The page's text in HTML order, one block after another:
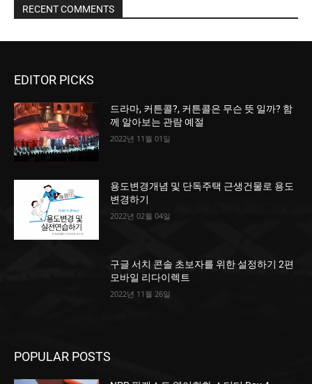
RECENT COMMENTS
EDITOR PICKS
드라마, 커튼콜?, 커튼콜은 무슨 뜻 일까? 함
께 알아보는 관람 예절
2022년 11월 01일
용도변경개념 및 단독주택 근생건물로 용도
변경하기
2022년 02월 04일
구글 서치 콘솔 초보자를 위한 설정하기 2편
모바일 리다이렉트
2022년 11월 26일
POPULAR POSTS